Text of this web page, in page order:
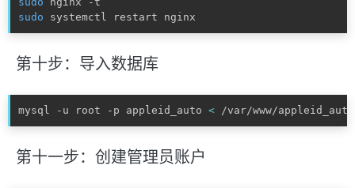
sudo systemctl restart nginx
第十步：导入数据库
mysql -u root -p appleid_auto < /var/www/
第十一步：创建管理员账户